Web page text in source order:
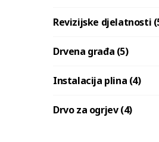
Revizijske djelatnosti
Drvena građa (5)
Instalacija plina (4)
Drvo za ogrjev (4)